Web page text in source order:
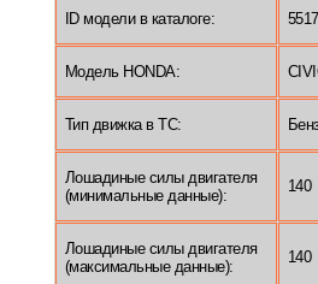
ID модели в каталоге: 5517
Модель HONDA:
Тип движка в ТС:
Лошадиные силы двигателя
(минимальные данные):
140
Лошадиные силы двигателя
(максимальные данные):
140